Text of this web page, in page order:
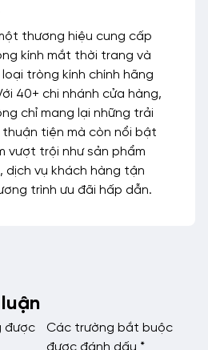
thương hiệu cung cấp
kính mắt thời trang và
tròng kính chính hãng
40+ chi nhánh cửa hàng,
chỉ mang lại những trải
thuận tiện mà còn nổi bật
vượt trội như sản phẩm
dịch vụ khách hàng tận
trình ưu đãi hấp dẫn.
được
Các trường bắt buộc